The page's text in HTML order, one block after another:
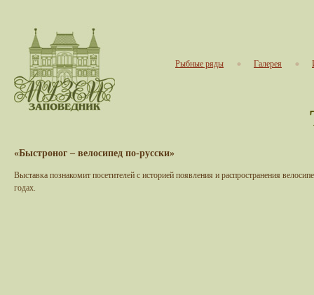
Рыбные ряды Галерея
«Быстроног – велосипед по-русски»
Выставка познакомит посетителей с историей появления и распространения
годах.